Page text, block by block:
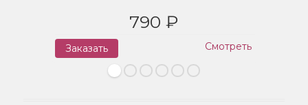
790 ₽
Заказать Смотреть